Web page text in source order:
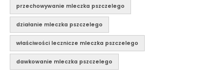
przechowywanie mleczka pszczelego
działanie mleczka pszczelego
właściwości lecznicze mleczka pszczelego
dawkowanie mleczka pszczelego